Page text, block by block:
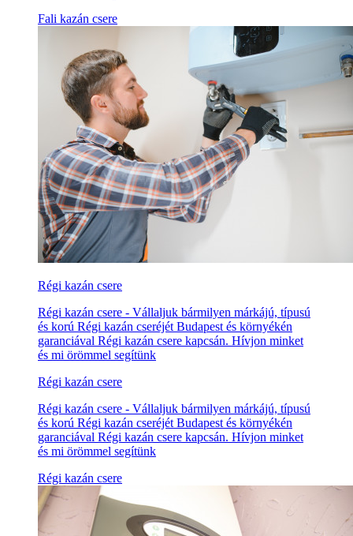
Fali kazán csere
Régi kazán csere
Régi kazán csere - Vállaljuk bármilyen márkájú, típusú
és korú Régi kazán cseréjét Budapest és környékén
garanciával Régi kazán csere kapcsán. Hívjon minket
és mi örömmel segítünk
Régi kazán csere
Régi kazán csere - Vállaljuk bármilyen márkájú, típusú
és korú Régi kazán cseréjét Budapest és környékén
garanciával Régi kazán csere kapcsán. Hívjon minket
és mi örömmel segítünk
Régi kazán csere